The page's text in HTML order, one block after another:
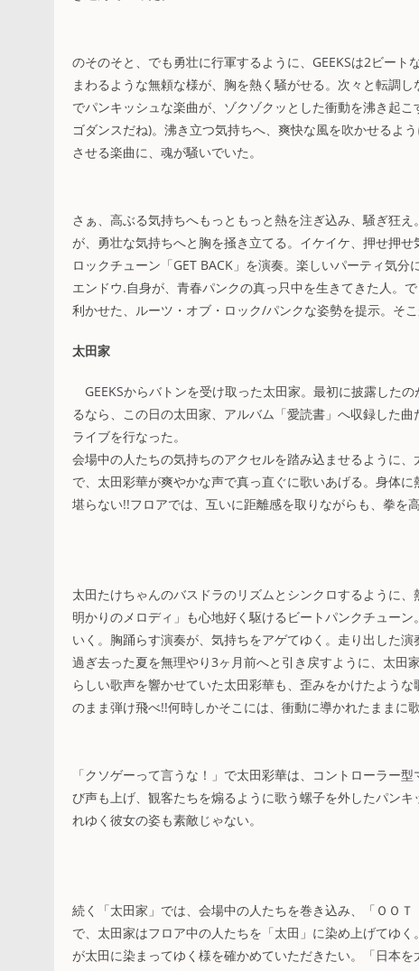
のそのそと、でも勇壮に行軍するように、GEEKSは2ビー
まわるような無頼な様が、胸を熱く騒がせる。次々と転調
でパンキッシュな楽曲が、ゾクゾクッとした衝動を沸き起
ゴダンスだね)。沸き立つ気持ちへ、爽快な風を吹かせるよ
させる楽曲に、魂が騒いでいた。
さぁ、高ぶる気持ちへもっともっと熱を注ぎ込み、騒ぎ狂
が、勇壮な気持ちへと胸を掻き立てる。イケイケ、押せ押
ロックチューン「GET BACK」を演奏。楽しいパーティ気分
エンドウ.自身が、青春パンクの真っ只中を生きてきた人。
利かせた、ルーツ・オブ・ロック/パンクな姿勢を提示。そこ
太田家
GEEKSからバトンを受け取った太田家。最初に披露した
るなら、この日の太田家、アルバム「愛読書」へ収録した
ライブを行なった。
会場中の人たちの気持ちのアクセルを踏み込ませるように
で、太田彩華が爽やかな声で真っ直ぐに歌いあげる。身体
堪らない!!フロアでは、互いに距離感を取りながらも、拳を
太田たけちゃんのバスドラのリズムとシンクロするように
明かりのメロディ」も心地好く駆けるビートパンクチュー
いく。胸踊らす演奏が、気持ちをアゲてゆく。走り出した
過ぎ去った夏を無理やり3ヶ月前へと引き戻すように、太田
らしい歌声を響かせていた太田彩華も、歪みをかけたよう
のまま弾け飛べ!!何時しかそこには、衝動に導かれたままに
「クソゲーって言うな！」で太田彩華は、コントローラー
び声も上げ、観客たちを煽るように歌う螺子を外したパン
れゆく彼女の姿も素敵じゃない。
続く「太田家」では、会場中の人たちを巻き込み、「ＯＯ
で、太田家はフロア中の人たちを「太田」に染め上げてゆ
が太田に染まってゆく様を確かめていただきたい。「日本